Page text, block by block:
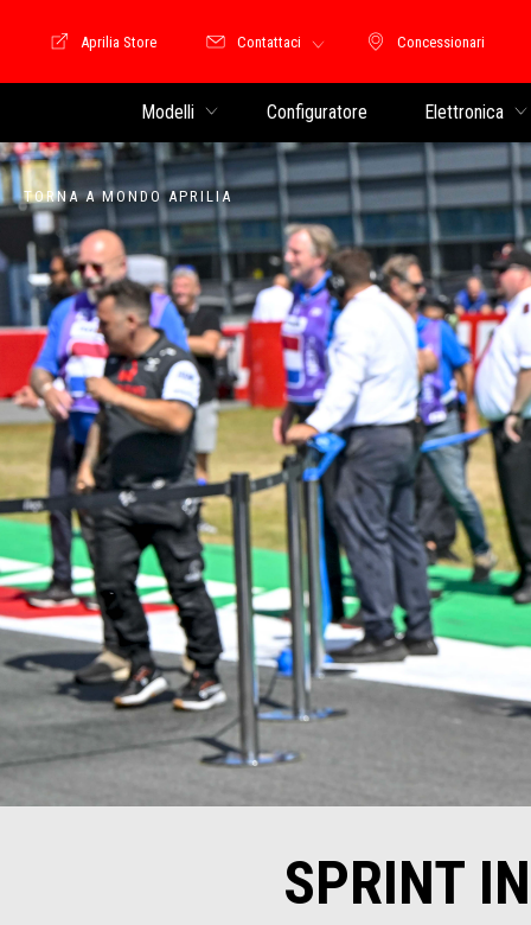
Concessionari
Concessionari
Moto Guzzi Store
Aprilia Store Contattaci
Modelli Configuratore Elettronica
TORNA A MONDO APRILIA
SPRINT